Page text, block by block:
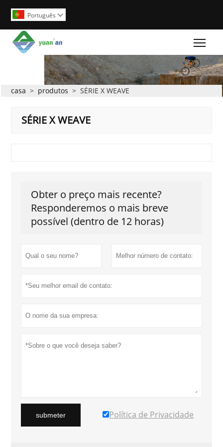
Português 
casa > produtos > SÉRIE X WEAVE
SÉRIE X WEAVE
Obter o preço mais recente?
Responderemos o mais breve
possível (dentro de 12 horas)
submeter Política de Privacidade